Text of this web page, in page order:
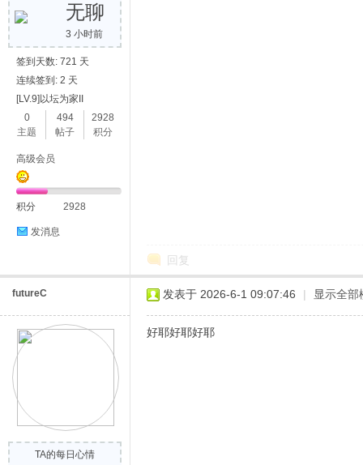
无聊
3 小时前
签到天数: 721 天
连续签到: 2 天
[LV.9]以坛为家II
0
主题
494
帖子
2928
积分
高级会员
积分 2928
发消息
回复
futureC
TA的每日心情
发表于 2026-6-1 09:07:46 | 显示全部
好耶好耶好耶